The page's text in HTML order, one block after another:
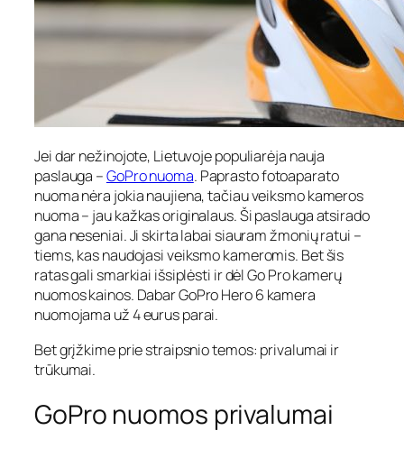
Jei dar nežinojote, Lietuvoje populiarėja nauja
paslauga –GoPro nuoma. Paprasto fotoaparato
nuoma nėra jokia naujiena, tačiau veiksmo kameros
nuoma – jau kažkas originalaus. Ši paslauga atsirado
gana neseniai. Ji skirta labai siauram žmonių ratui –
tiems, kas naudojasi veiksmo kameromis. Bet šis
ratas gali smarkiai išsiplėsti ir dėl Go Pro kamerų
nuomos kainos. Dabar GoPro Hero 6 kamera
nuomojama už 4 eurus parai.
Bet grįžkime prie straipsnio temos: privalumai ir
trūkumai.
GoPro nuomos privalumai